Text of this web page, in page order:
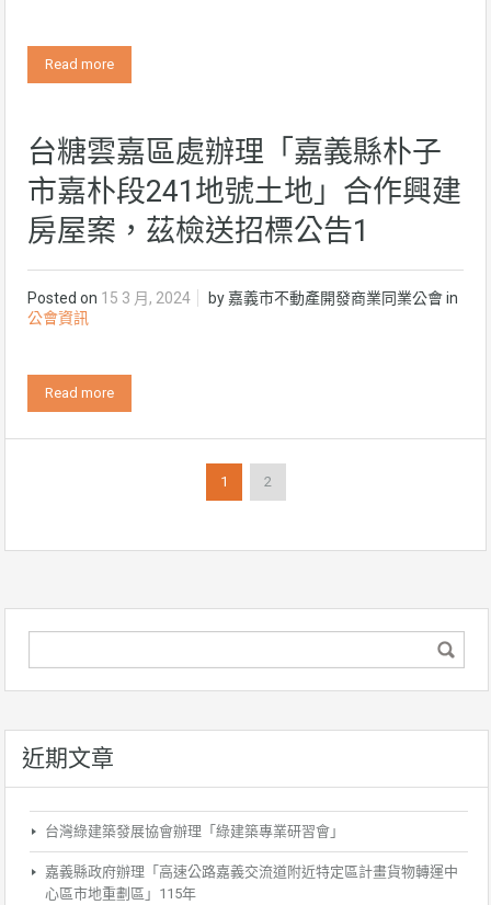
Read more
台糖雲嘉區處辦理「嘉義縣朴子
市嘉朴段241地號土地」合作興建
房屋案，茲檢送招標公告1
Posted on 15 3 月, 2024 by 嘉義市不動產開發商業同業公會in
公會資訊
Read more
1 2
近期文章
台灣綠建築發展協會辦理「綠建築專業研習會」
嘉義縣政府辦理「高速公路嘉義交流道附近特定區計畫貨物轉運中
心區市地重劃區」115年